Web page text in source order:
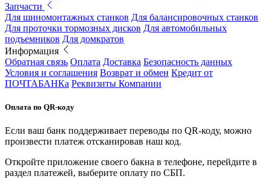
Запчасти
Для шиномонтажных станков Для балансировочных станков
Для проточки тормозных дисков Для автомобильных
подъемников Для домкратов
Информация
Обратная связь Оплата Доставка Безопасность данных
Условия и соглашения Возврат и обмен Кредит от
ПОЧТАБАНКа Реквизиты Компании
Оплата по QR-коду
Если ваш банк поддерживает переводы по QR-коду, можно
произвести платеж отсканировав наш код.
Откройте приложение своего бакна в телефоне, перейдите в
раздел платежей, выберите оплату по СБП.